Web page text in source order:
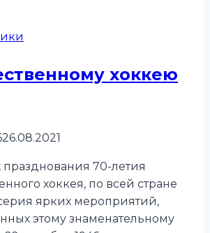
хоккею
26.08.2021
празднования 70-летия
хоккея, по всей стране
ярких мероприятий,
этому знаменательному